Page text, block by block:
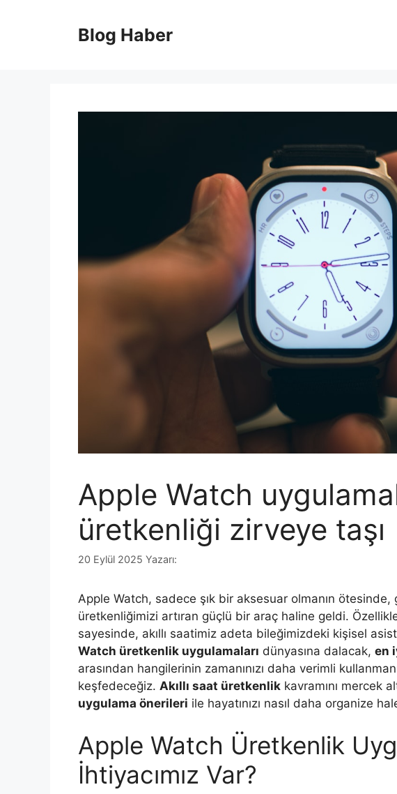
Blog Haber
Apple Watch
üretkenliği zirveye taşı
20 Eylül 2025 Yazarı:
Apple Watch, sadece şık bir aksesuar olmanın ötesinde,
üretkenliğimizi artıran güçlü bir araç haline geldi.
sayesinde, akıllı saatimiz adeta bileğimizdeki kişisel
Watch üretkenlik uygulamaları dünyasına dalacak, en
arasından hangilerinin zamanınızı daha verimli
keşfedeceğiz. Akıllı saat üretkenlik kavramını mercek
uygulama önerileri ile hayatınızı nasıl daha organize
Apple Watch Üretkenlik
İhtiyacımız Var?